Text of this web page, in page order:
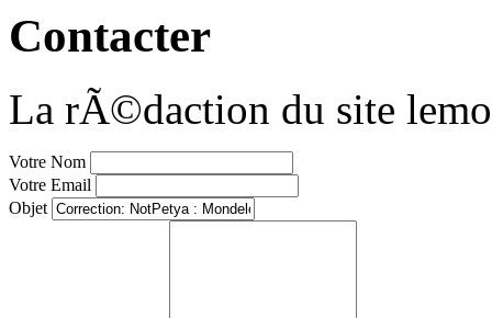
Contacter
La rÃ©daction du site
Votre Nom
Votre Email
Objet